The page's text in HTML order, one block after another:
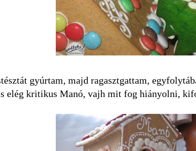
gyúrtam, majd ragasztgattam,
elég kritikus Manó, vajh mit fog hiányolni,